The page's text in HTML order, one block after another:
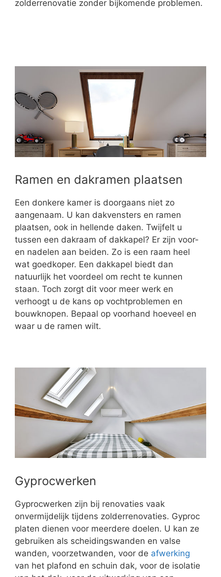
zolderrenovatie zonder bijkomende problemen.
Ramen en dakramen plaatsen
Een donkere kamer is doorgaans niet zo
aangenaam. U kan dakvensters en ramen
plaatsen, ook in hellende daken. Twijfelt u
tussen een dakraam of dakkapel? Er zijn voor-
en nadelen aan beiden. Zo is een raam heel
wat goedkoper. Een dakkapel biedt dan
natuurlijk het voordeel om recht te kunnen
staan. Toch zorgt dit voor meer werk en
verhoogt u de kans op vochtproblemen en
bouwknopen. Bepaal op voorhand hoeveel en
waar u de ramen wilt.
Gyprocwerken
Gyprocwerken zijn bij renovaties vaak
onvermijdelijk tijdens zolderrenovaties. Gyproc
platen dienen voor meerdere doelen. U kan ze
gebruiken als scheidingswanden en valse
wanden, voorzetwanden, voor de afwerking
van het plafond en schuin dak, voor de isolatie